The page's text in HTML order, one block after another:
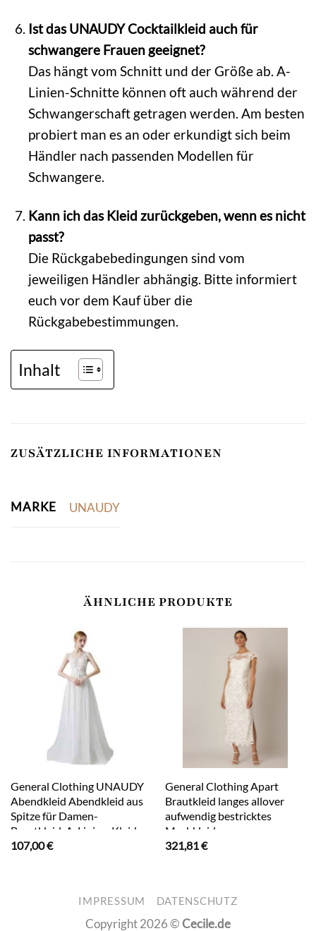
Ist das UNAUDY Cocktailkleid auch für
schwangere Frauen geeignet?
Das hängt vom Schnitt und der Größe ab. A-
Linien-Schnitte können oft auch während der
Schwangerschaft getragen werden. Am besten
probiert man es an oder erkundigt sich beim
Händler nach passenden Modellen für
Schwangere.
Kann ich das Kleid zurückgeben, wenn es nicht
passt?
Die Rückgabebedingungen sind vom
jeweiligen Händler abhängig. Bitte informiert
euch vor dem Kauf über die
Rückgabebestimmungen.
Inhalt
ZUSÄTZLICHE INFORMATIONEN
MARKE UNAUDY
ÄHNLICHE PRODUKTE
General Clothing UNAUDY
Abendkleid Abendkleid aus
Spitze für Damen-
Brautkleid-A-Linien-Kleid
Spitze
107,00€
General Clothing Apart
Brautkleid langes allover
aufwendig bestricktes
Meshkleid
321,81 €
IMPRESSUM DATENSCHUTZ
Copyright 2026 ©Cecile.de